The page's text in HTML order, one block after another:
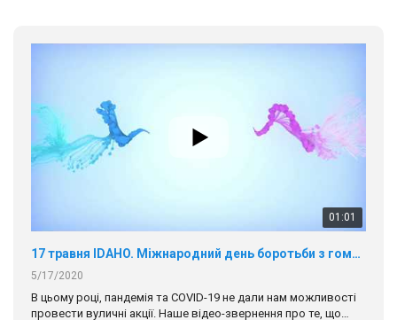
01:01
17 травня IDAHO. Міжнародний день боротьби з гомофобією трансфобією і біфобія.
5/17/2020
В цьому році, пандемія та COVІD-19 не дали нам можливості
провести вуличні акції. Наше відео-звернення про те, що